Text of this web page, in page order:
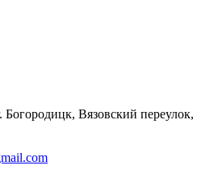
Богородицк, Вязовский переулок,